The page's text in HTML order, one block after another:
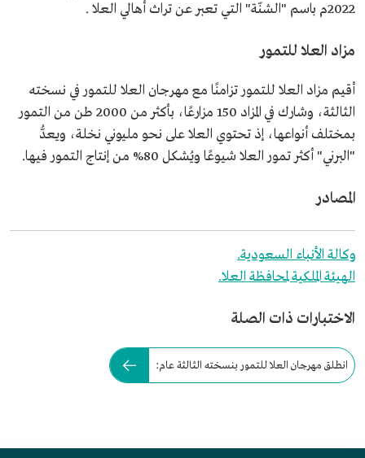
2022م باسم "الشنّة" التي تعبر عن تراث أهالي العلا .
مزاد العلا للتمور
أقيم مزاد العلا للتمور تزامنًا مع مهرجان العلا للتمور في نسخته
الثالثة، وشارك في المزاد 150 مزارعًا، بأكثر من 2000 طن من التمور
بمختلف أنواعها، إذ تحتوي العلا على نحو مليوني نخلة، ويعدُّ
"البرني" أكثر تمور العلا شيوعًا ويُشكل 80% من إنتاج التمور فيها.
المصادر
وكالة الأنباء السعودية.
الهيئة الملكية لمحافظة العلا.
الاختبارات ذات الصلة
انطلق مهرجان العلا للتمور بنسخته الثالثة عام: